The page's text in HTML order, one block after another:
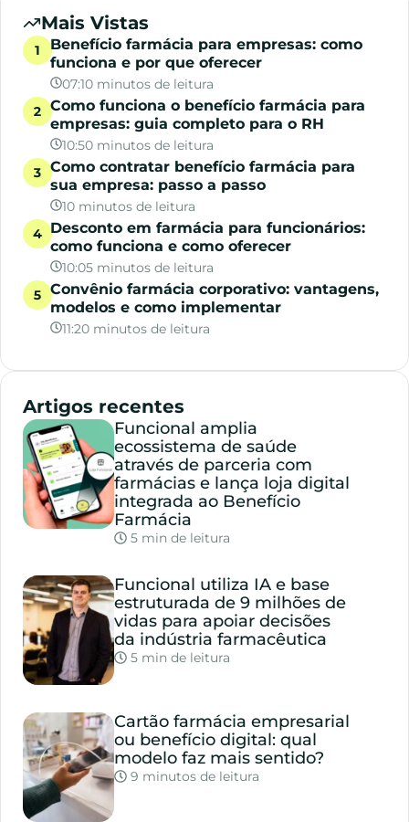
Mais Vistas
Benefício farmácia para empresas: como
funciona e por que oferecer
07:10 minutos de leitura
Como funciona o benefício farmácia para
empresas: guia completo para o RH
10:50 minutos de leitura
Como contratar benefício farmácia para
sua empresa: passo a passo
10 minutos de leitura
Desconto em farmácia para funcionários:
como funciona e como oferecer
10:05 minutos de leitura
Convênio farmácia corporativo: vantagens,
modelos e como implementar
11:20 minutos de leitura
Artigos recentes
Funcional amplia
ecossistema de saúde
através de parceria com
farmácias e lança loja digital
integrada ao Benefício
Farmácia
5 min de leitura
Funcional utiliza IA e base
estruturada de 9 milhões de
vidas para apoiar decisões
da indústria farmacêutica
5 min de leitura
Cartão farmácia empresarial
ou benefício digital: qual
modelo faz mais sentido?
9 minutos de leitura